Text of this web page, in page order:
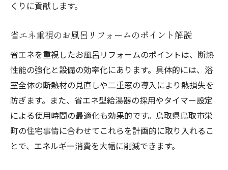
て方
お風呂リフォームで実現する持続可能な暮
らし
くりに貢献します。
省エネ重視のお風呂リフォームのポイント解説
省エネを重視したお風呂リフォームのポイントは、断熱
性能の強化と設備の効率化にあります。具体的には、浴
室全体の断熱材の見直しや二重窓の導入により熱損失を
防ぎます。また、省エネ型給湯器の採用やタイマー設定
による使用時間の最適化も効果的です。鳥取県鳥取市栄
町の住宅事情に合わせてこれらを計画的に取り入れるこ
とで、エネルギー消費を大幅に削減できます。